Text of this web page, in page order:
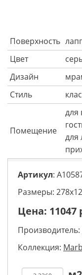
Поверхность
Цвет
Дизайн
Стиль
Помещение
для
для
Артикул:
Размеры:
Цена: 11047
Производитель:
Коллекция: